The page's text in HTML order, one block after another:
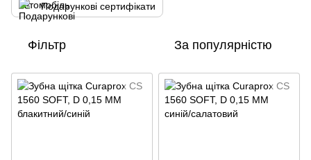
Подарункові сертифікати
Фільтр За популярністю